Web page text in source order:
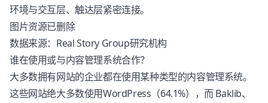
环境与交互层、触达层紧密连接。
图片资源已删除
数据来源：Real Story Group研究机构
谁在使用或与内容管理系统合作？
大多数拥有网站的企业都在使用某种类型的内容管理系统。
这些网站绝大多数使用WordPress（64.1%），而 Baklib、